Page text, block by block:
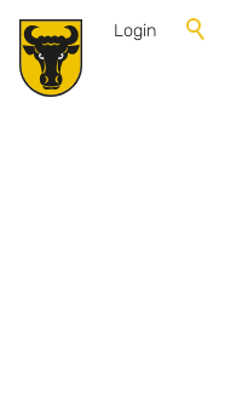
Login